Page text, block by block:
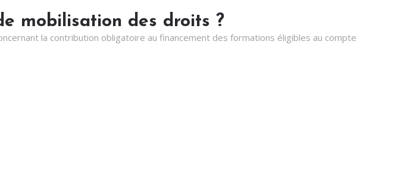
mobilisation des droits ?
la contribution obligatoire au financement des formations éligibles au compte